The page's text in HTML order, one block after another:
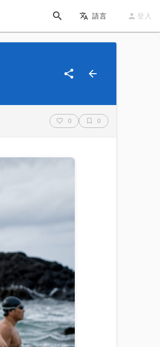
語言 登入
0 0